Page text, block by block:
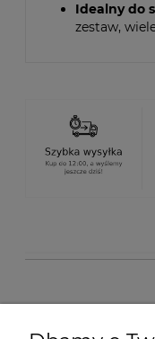
Idealny do
zestaw,